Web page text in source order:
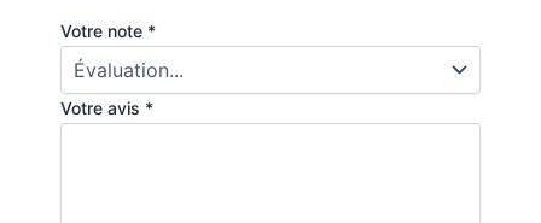
Votre note *
Votre avis *